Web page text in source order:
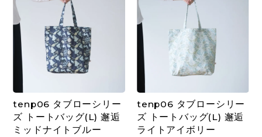
tenp06 タブローシリー
ズ トートバッグ(L) 邂逅
ミッドナイトブルー
tenp06 タブローシリー
ズ トートバッグ(L) 邂逅
ライトアイボリー